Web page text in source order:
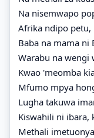
Na nisemwapo
Afrika ndipo petu,
Baba na mama ni
Warabu na wengi
Kwao 'meomba
Mfumo mpya
Lugha takuwa
Kiswahili ni ibara,
Methali